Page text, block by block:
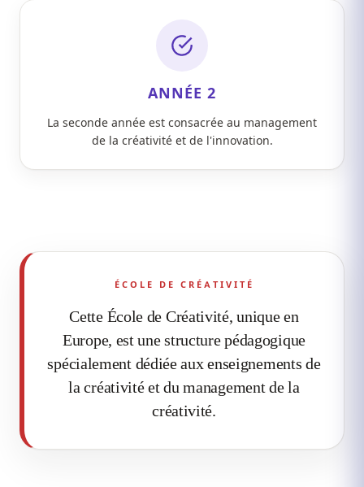
ANNÉE 2
La seconde année est consacrée au management
de la créativité et de l'innovation.
ÉCOLE DE CRÉATIVITÉ
Cette École de Créativité, unique en
Europe, est une structure pédagogique
spécialement dédiée aux enseignements de
la créativité et du management de la
créativité.